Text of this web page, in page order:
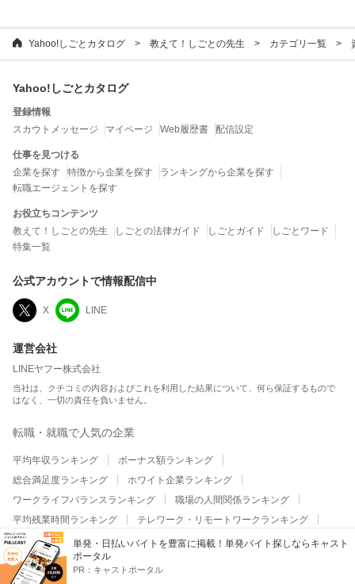
Yahoo!しごとカタログ 教えて！しごとの先生 カテゴリ一覧
単発・日払いバイトを豊富に掲載！単発バイト探しならキャスト
ポータル
PR： キャストポータル
Yahoo!しごとカタログ
登録情報
スカウトメッセージ
マイページ Web履歴書 配信設定
仕事を見つける
企業を探す
特徴から企業を探す
ランキングから企業を探す
転職エージェントを探す
お役立ちコンテンツ
教えて！しごとの先生
しごとの法律ガイド しごとガイド
しごとワード
特集一覧
公式アカウントで情報配信中
X LINE
運営会社
LINEヤフー株式会社
当社は、クチコミの内容およびこれを利用した結果について、何ら保証するもので
はなく、一切の責任を負いません。
転職・就職で人気の企業
平均年収ランキング
ボーナス額ランキング
総合満足度ランキング
ホワイト企業ランキング
ワークライフバランスランキング
職場の人間関係ランキング
平均残業時間ランキング
テレワーク・リモートワークランキング
給与・昇給・福利厚生ランキング
副業の実施率ランキング
大企業の平均年収ランキング
大企業のボーナス額ランキング